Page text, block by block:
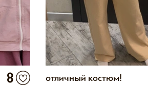
8 отличный костюм!